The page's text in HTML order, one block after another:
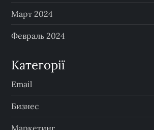
Март 2024
Февраль 2024
Категорії
Email
Бизнес